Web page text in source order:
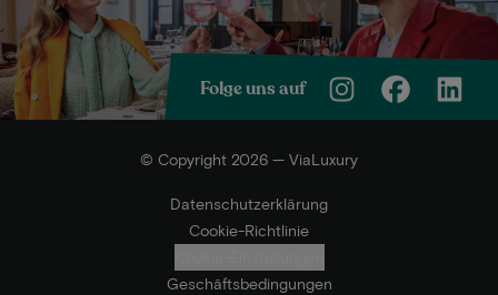
Folge uns auf
© Copyright 2026 — ViaLuxury
Datenschutzerklärung
Cookie-Richtlinie
Geschäftsbedingungen